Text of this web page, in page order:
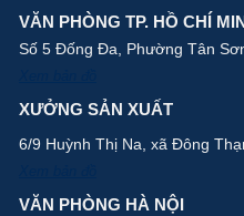
VĂN PHÒNG TP. HỒ CHÍ
Số 5 Đống Đa, Phường Tân
XƯỞNG SẢN XUẤT
6/9 Huỳnh Thị Na, xã Đông
VĂN PHÒNG HÀ NỘI